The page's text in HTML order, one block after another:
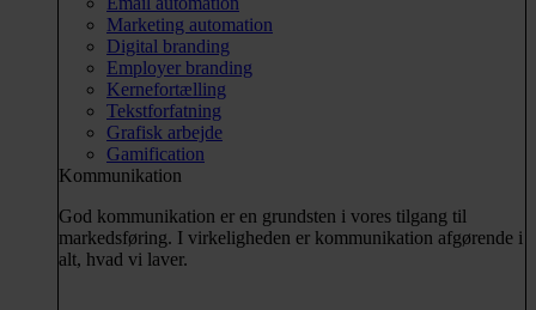
Marketing automation
Digital branding
Employer branding
Kernefortælling
Tekstforfatning
Grafisk arbejde
Gamification
Kommunikation
God kommunikation er en grundsten i vores tilgang til
markedsføring. I virkeligheden er kommunikation afgørende i
alt, hvad vi laver.